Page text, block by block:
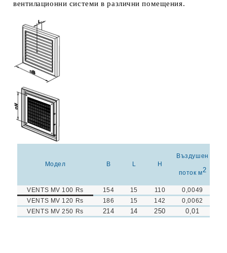
вентилационни системи в различни помещения.
Модел B L H
Въздушен
поток м2
VENTS MV 100 Rs 154 15 110
0,0049
VENTS MV 120 Rs
186 15 142
0,0062
VENTS MV 250 Rs
214 14 250 0,01